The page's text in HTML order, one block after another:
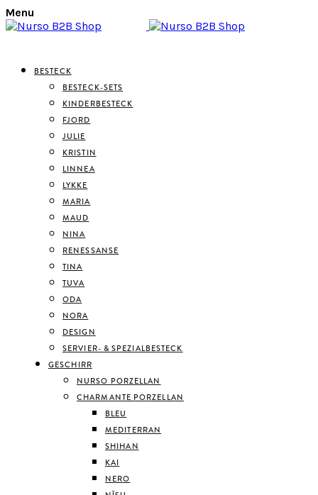
Menu
BESTECK
BESTECK-SETS
KINDERBESTECK
FJORD
JULIE
KRISTIN
LINNEA
LYKKE
MARIA
MAUD
NINA
RENESSANSE
TINA
TUVA
ODA
NORA
DESIGN
SERVIER- & SPEZIALBESTECK
GESCHIRR
NURSO PORZELLAN
CHARMANTE PORZELLAN
BLEU
MEDITERRAN
SHIHAN
KAI
NERO